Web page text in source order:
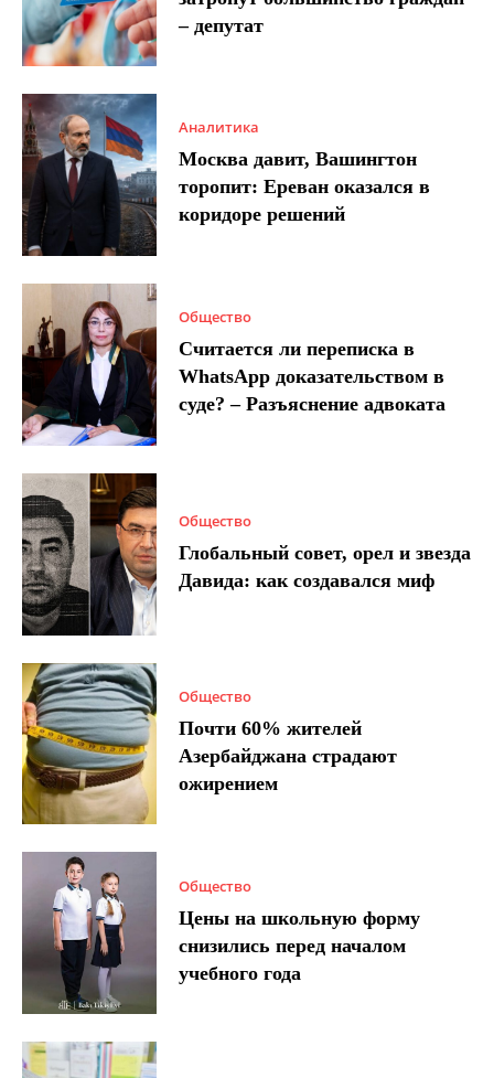
– депутат
Аналитика
Москва давит, Вашингтон
торопит: Ереван оказался в
коридоре решений
Общество
Считается ли переписка в
WhatsApp доказательством в
суде? – Разъяснение адвоката
Общество
Глобальный совет, орел и звезда
Давида: как создавался миф
Общество
Почти 60% жителей
Азербайджана страдают
ожирением
Общество
Цены на школьную форму
снизились перед началом
учебного года